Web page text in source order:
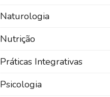
Naturologia
Nutrição
Práticas Integrativas
Psicologia